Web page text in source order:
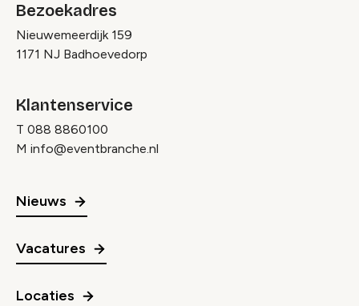
Bezoekadres
Nieuwemeerdijk 159
1171 NJ Badhoevedorp
Klantenservice
T 088 8860100
M info@eventbranche.nl
Nieuws
Vacatures
Locaties